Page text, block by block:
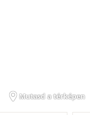
Mutasd a térképen